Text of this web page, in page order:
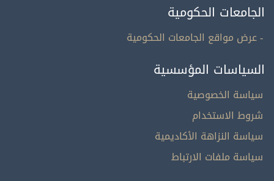
الجامعات الحكومية
- عرض مواقع الجامعات الحكومية
السياسات المؤسسية
سياسة الخصوصية
شروط الاستخدام
سياسة النزاهة الأكاديمية
سياسة ملفات الارتباط